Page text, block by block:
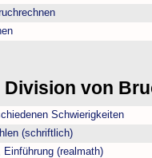
von
Schwierigkeiten
(schriftlich)
(realmath)